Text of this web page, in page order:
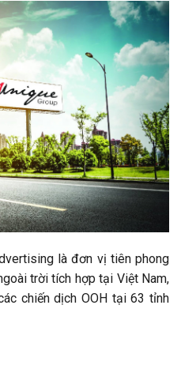
là đơn vị tiên phong
trời tích hợp tại Việt Nam,
chiến dịch OOH tại 63 tỉnh